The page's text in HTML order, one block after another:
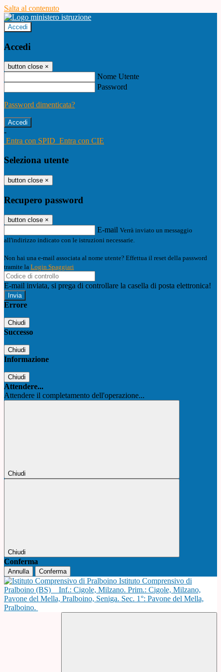
Salta al contenuto
Accedi
Accedi
button close ×
Nome Utente
Password
Password dimenticata?
-
Entra con SPID Entra con CIE
Seleziona utente
button close ×
Recupero password
button close ×
E-mail Verrà inviato un messaggio
all'indirizzo indicato con le istruzioni necessarie.
Non hai una e-mail associata al nome utente? Effettua il reset della password
tramite la Login Spaggiari
E-mail inviata, si prega di controllare la casella di posta elettronica!
Errore
Chiudi
Successo
Chiudi
Informazione
Chiudi
Attendere...
Attendere il completamento dell'operazione...
Chiudi
Chiudi
Conferma
Annulla Conferma
Istituto Comprensivo di
Pralboino (BS)
Inf.: Cigole, Milzano. Prim.: Cigole, Milzano,
Pavone del Mella, Pralboino, Seniga. Sec. 1°: Pavone del Mella,
Pralboino.